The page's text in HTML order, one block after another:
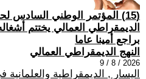
(15) المؤتمر الوطني السادس
الديمقراطي العمالي يختتم
براجع أمينا عاما
النهج الديمقراطي العمالي
2026 / 8 / 9
اليسار , الديمقراطية